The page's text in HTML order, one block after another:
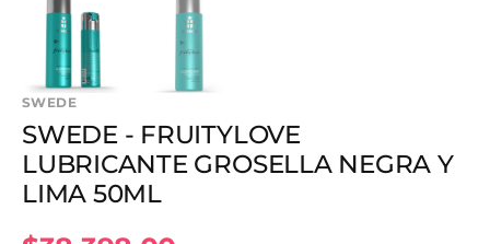
SWEDE
SWEDE - FRUITYLOVE
LUBRICANTE GROSELLA NEGRA Y
LIMA 50ML